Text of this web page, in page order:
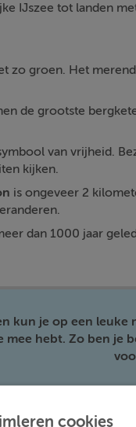
IJszee tot landen
zo groen. Het
de grootste
van vrijheid.
kijken.
is ongeveer 2
dan 1000 jaar
kun je op een leuke
mee hebt. Zo ben je
cookies